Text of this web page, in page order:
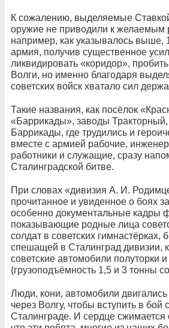
К сожалению, выделяемые
оружие не приводили к желаемым
например, как указывалось выше,
армия, получив существенное
ликвидировать «коридор»,
Волги, но именно благодаря
советских войск хватало сил
Такие названия, как посёлок
«Баррикады», заводы
Баррикады, где трудились и
вместе с армией рабочие,
работники и служащие, сразу
Сталинградской битве.
При словах «дивизия А. И.
прочитанное и увиденное о боях
особенно документальные кадры
показывающие родные лица
солдат в советских гимнастёрках,
спешащей в Сталинград дивизии,
советские автомобили полуторки и
(грузоподъёмность 1,5 и 3 тонны
Люди, кони, автомобили
через Волгу, чтобы вступить в бой
Сталинграде. И сердце сжимается